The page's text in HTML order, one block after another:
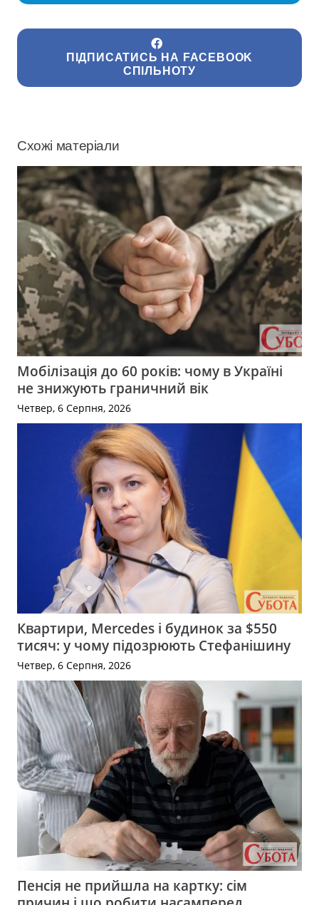
ПІДПИСАТИСЬ НА FACEBOOK
СПІЛЬНОТУ
Схожі матеріали
Мобілізація до 60 років: чому в Україні
не знижують граничний вік
Четвер, 6 Серпня, 2026
Квартири, Mercedes і будинок за $550
тисяч: у чому підозрюють Стефанішину
Четвер, 6 Серпня, 2026
Пенсія не прийшла на картку: сім